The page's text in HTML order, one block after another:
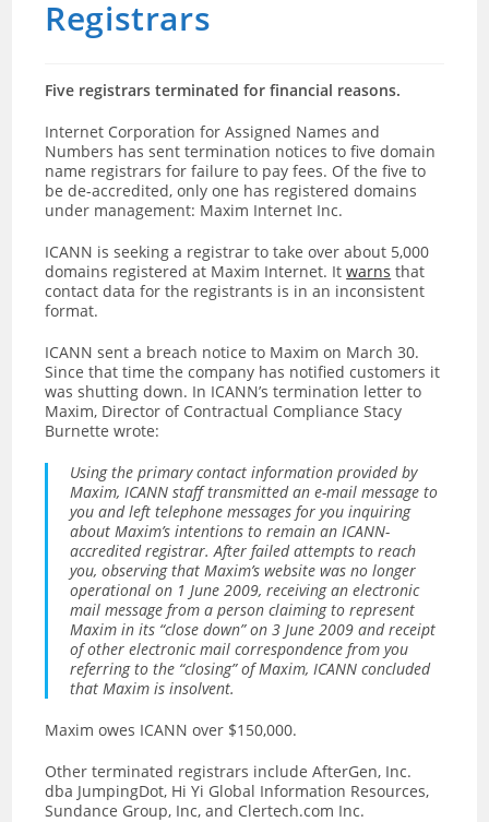
Registrars
Five registrars terminated for financial reasons.
Internet Corporation for Assigned Names and
Numbers has sent termination notices to five domain
name registrars for failure to pay fees. Of the five to
be de-accredited, only one has registered domains
under management: Maxim Internet Inc.
ICANN is seeking a registrar to take over about 5,000
domains registered at Maxim Internet. Itwarns that
contact data for the registrants is in an inconsistent
format.
ICANN sent a breach notice to Maxim on March 30.
Since that time the company has notified customers it
was shutting down. In ICANN’s termination letter to
Maxim, Director of Contractual Compliance Stacy
Burnette wrote:
Using the primary contact information provided by
Maxim, ICANN staff transmitted an e-mail message to
you and left telephone messages for you inquiring
about Maxim’s intentions to remain an ICANN-
accredited registrar. After failed attempts to reach
you, observing that Maxim’s website was no longer
operational on 1 June 2009, receiving an electronic
mail message from a person claiming to represent
Maxim in its “close down” on 3 June 2009 and receipt
of other electronic mail correspondence from you
referring to the “closing” of Maxim, ICANN concluded
that Maxim is insolvent.
Maxim owes ICANN over $150,000.
Other terminated registrars include AfterGen, Inc.
dba JumpingDot, Hi Yi Global Information Resources,
Sundance Group, Inc, and Clertech.com Inc.